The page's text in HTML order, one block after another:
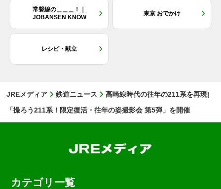
常磐線の＿＿＿！｜
JOBANSEN KNOW
東京 おでかけ
レシピ・献立
JREメディア 鉄道ニュース
高崎線時代の往年の211系を再現|
「撮ろう211系！限定復活・往年の姿撮影会 第5弾」を開催
カテゴリ一覧